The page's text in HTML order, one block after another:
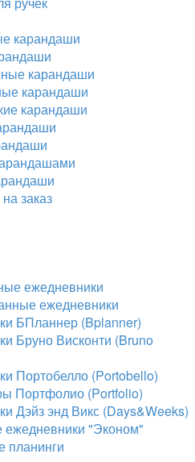
карандаши
карандаши
карандаши
карандаши
заказ
ежедневники
ежедневники
БПланнер (Bplanner)
Бруно Висконти (Bruno
Портобелло (Portobello)
Портфолио (Portfolio)
Дэйз энд Викс (Days&Weeks)
"Эконом"
планинги